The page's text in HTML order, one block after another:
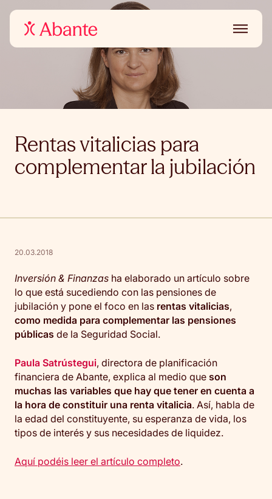
Rentas vitalicias para
complementar la jubilación
20.03.2018
Inversión & Finanzas ha elaborado un artículo sobre
lo que está sucediendo con las pensiones de
jubilación y pone el foco en las rentas vitalicias,
como medida para complementar las pensiones
públicas de la Seguridad Social.
Paula Satrústegui, directora de planificación
financiera de Abante, explica al medio que son
muchas las variables que hay que tener en cuenta a
la hora de constituir una renta vitalicia. Así, habla de
la edad del constituyente, su esperanza de vida, los
tipos de interés y sus necesidades de liquidez.
Aquí podéis leer el artículo completo.